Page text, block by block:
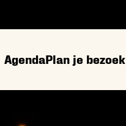
AgendaPlan je bezoek